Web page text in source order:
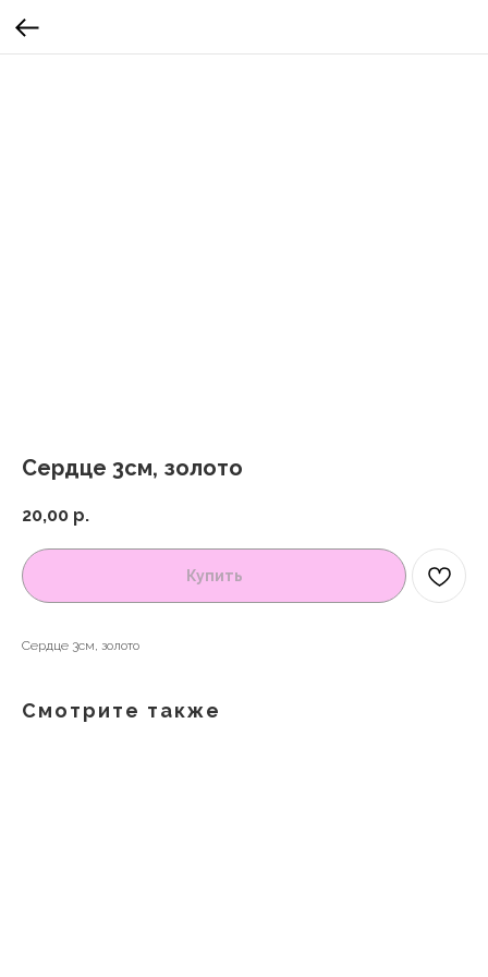
Сердце 3см, золото
20,00 р.
Купить
Сердце 3см, золото
Смотрите также